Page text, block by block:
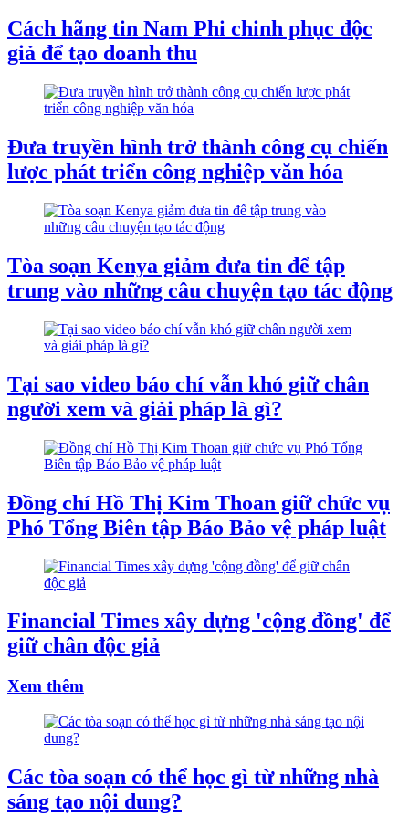
Cách hãng tin Nam Phi chinh phục độc
giả để tạo doanh thu
Đưa truyền hình trở thành công cụ chiến
lược phát triển công nghiệp văn hóa
Tòa soạn Kenya giảm đưa tin để tập
trung vào những câu chuyện tạo tác động
Tại sao video báo chí vẫn khó giữ chân
người xem và giải pháp là gì?
Đồng chí Hồ Thị Kim Thoan giữ chức vụ
Phó Tổng Biên tập Báo Bảo vệ pháp luật
Financial Times xây dựng 'cộng đồng' để
giữ chân độc giả
Xem thêm
Các tòa soạn có thể học gì từ những nhà
sáng tạo nội dung?